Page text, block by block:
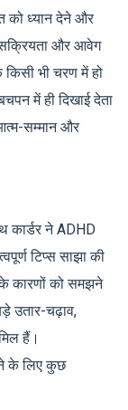
को ध्यान देने और
और आवेग
भी चरण में हो
में ही दिखाई देता
सम्मान और
कार्डर ने ADHD
टिप्स साझा की
कारणों को समझने
उतार-चढ़ाव,
हैं।
के लिए कुछ